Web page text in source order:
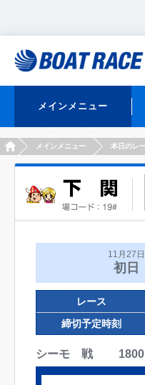
メインメニュー
HOMEメインメニュー 本日のレ
11月27日
初日
レース
締切予定時刻
シーモ 戦